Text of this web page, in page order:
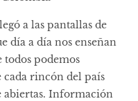
a las pantallas de
día a día nos enseñan
todos podemos
cada rincón del país
abiertas. Información